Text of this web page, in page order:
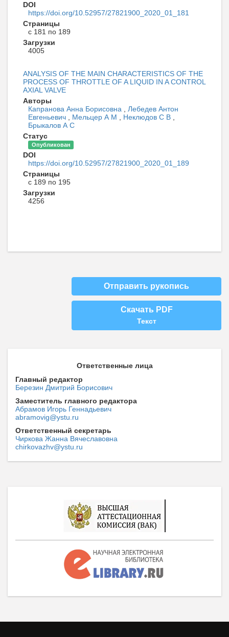
DOI
https://doi.org/10.52957/27821900_2020_01_181
Страницы
с 181 по 189
Загрузки
4005
ANALYSIS OF THE MAIN CHARACTERISTICS OF THE
PROCESS OF THROTTLE OF A LIQUID IN A CONTROL
AXIAL VALVE
Авторы
Капранова Анна Борисовна
Лебедев Антон
Евгеньевич
Мельцер А М Неклюдов С В
Брыкалов А С
Статус
Опубликован
DOI
https://doi.org/10.52957/27821900_2020_01_189
Страницы
с 189 по 195
Загрузки
4256
Отправить рукопись
Скачать PDF
Текст
Ответственные лица
Главный редактор
Березин Дмитрий Борисович
Заместитель главного редактора
Абрамов Игорь Геннадьевич
abramovig@ystu.ru
Ответственный секретарь
Чиркова Жанна Вячеславовна
chirkovazhv@ystu.ru